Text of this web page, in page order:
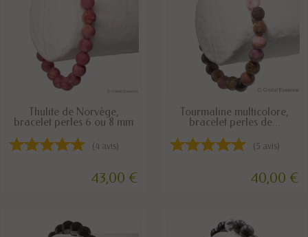
EN STOCK
Thulite de Norvège,
bracelet perles 6 ou 8 mm
(4 avis)
43,00 €
DERNIERS ARTICLES EN STOCK
Tourmaline multicolore,
bracelet perles de...
(5 avis)
40,00 €